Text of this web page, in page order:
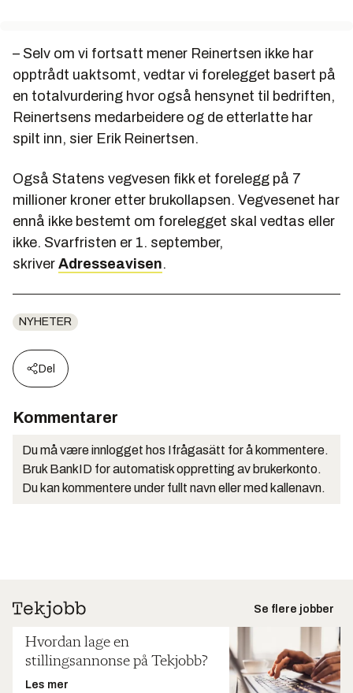
– Selv om vi fortsatt mener Reinertsen ikke har
opptrådt uaktsomt, vedtar vi forelegget basert på
en totalvurdering hvor også hensynet til bedriften,
Reinertsens medarbeidere og de etterlatte har
spilt inn, sier Erik Reinertsen.
Også Statens vegvesen fikk et forelegg på 7
millioner kroner etter brukollapsen. Vegvesenet har
ennå ikke bestemt om forelegget skal vedtas eller
ikke. Svarfristen er 1. september,
skriver Adresseavisen.
NYHETER
Del
Kommentarer
Du må være innlogget hos Ifrågasätt for å kommentere.
Bruk BankID for automatisk oppretting av brukerkonto.
Du kan kommentere under fullt navn eller med kallenavn.
Se flere jobber
Hvordan lage en
stillingsannonse på Tekjobb?
Les mer